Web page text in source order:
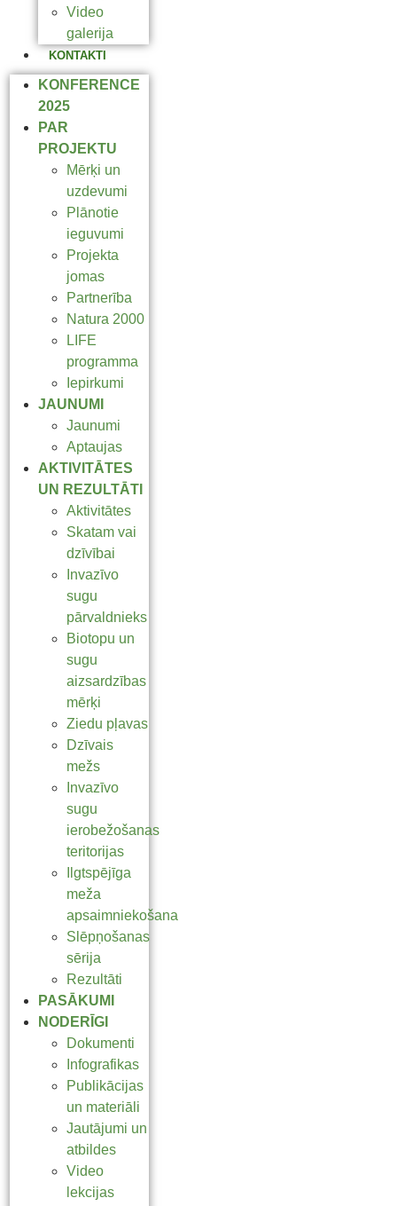
Video
galerija
KONTAKTI
KONFERENCE
2025
PAR
PROJEKTU
Mērķi un
uzdevumi
Plānotie
ieguvumi
Projekta
jomas
Partnerība
Natura 2000
LIFE
programma
Iepirkumi
JAUNUMI
Jaunumi
Aptaujas
AKTIVITĀTES
UN REZULTĀTI
Aktivitātes
Skatam vai
dzīvībai
Invazīvo
sugu
pārvaldnieks
Biotopu un
sugu
aizsardzības
mērķi
Ziedu pļavas
Dzīvais
mežs
Invazīvo
sugu
ierobežošanas
teritorijas
Ilgtspējīga
meža
apsaimniekošana
Slēpņošanas
sērija
Rezultāti
PASĀKUMI
NODERĪGI
Dokumenti
Infografikas
Publikācijas
un materiāli
Jautājumi un
atbildes
Video
lekcijas